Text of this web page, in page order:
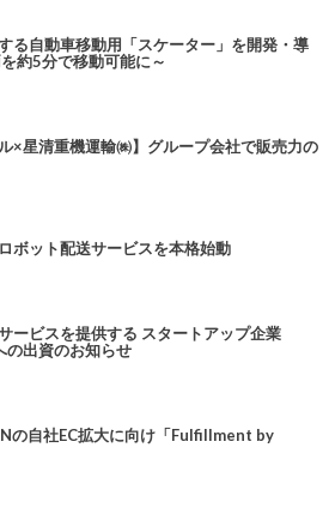
る自動車移動用「スケーター」を開発・導
約5分で移動可能に～
×星清重機運輸㈱】グループ会社で販売力の
ボット配送サービスを本格始動
ービスを提供する スタートアップ企業
の出資のお知らせ
の自社EC拡大に向け「Fulfillment by